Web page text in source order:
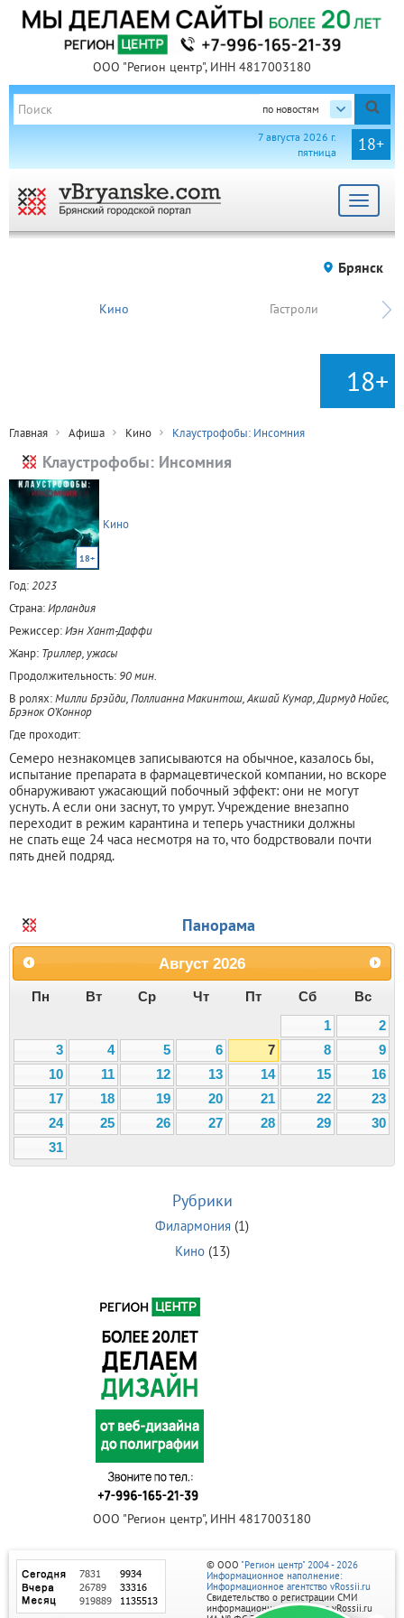
ООО "Регион центр", ИНН 4817003180
по новостям
18+
7 августа 2026 г.
пятница
Toggle
Брянск
Кино Гастроли
18+
Главная Афиша Кино Клаустрофобы: Инсомния
Клаустрофобы: Инсомния
18+
Кино
Год:2023
Страна:Ирландия
Режиссер:Иэн Хант-Даффи
Жанр: Триллер, ужасы
Продолжительность: 90 мин.
В ролях:Милли Брэйди, Поллианна Макинтош, Акшай Кумар, Дирмуд Нойес,
Брэнок О’Коннор
Где проходит:
Семеро незнакомцев записываются на обычное, казалось бы,
испытание препарата в фармацевтической компании, но вскоре
обнаруживают ужасающий побочный эффект: они не могут
уснуть. А если они заснут, то умрут. Учреждение внезапно
переходит в режим карантина и теперь участники должны
не спать еще 24 часа несмотря на то, что бодрствовали почти
пять дней подряд.
Панорама
Август 2026
Пн Вт Ср Чт Пт Сб
Вс
1
2
3
4 5 6 7 8
9
10
11 12 13 14 15
16
17
18 19 20 21 22
23
24
25 26 27 28 29
30
31
Рубрики
Филармония (1)
Кино(13)
ООО "Регион центр", ИНН 4817003180
© ООО "Регион центр" 2004 - 2026
Информационное наполнение:
Информационное агентство vRossii.ru
Свидетельство о регистрации СМИ
информационного агентства vRossii.ru